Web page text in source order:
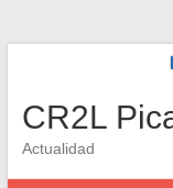
CR2L
Actualidad